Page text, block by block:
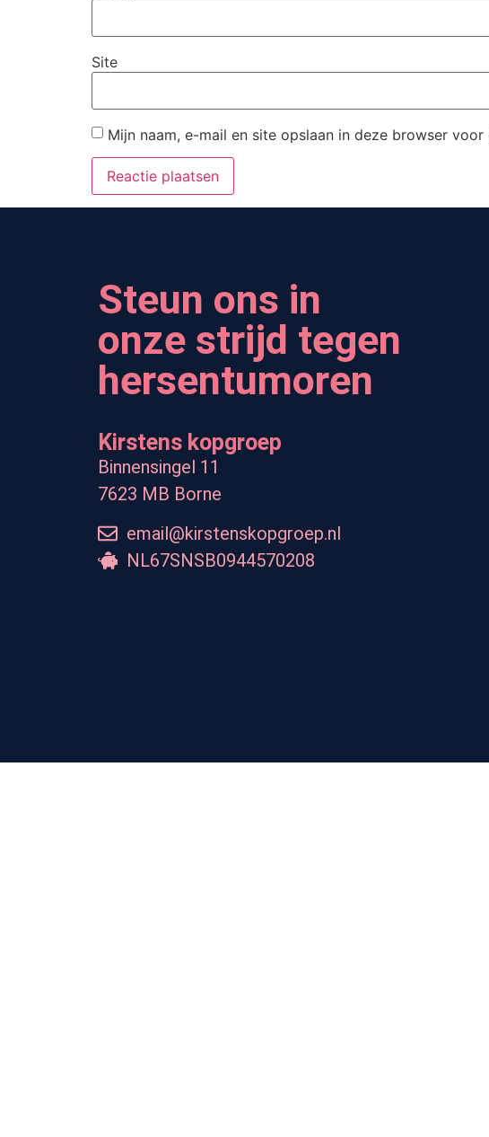
Site
Mijn naam, e-mail en site opslaan in deze browser
Steun ons in
onze strijd tegen
hersentumoren
Kirstens kopgroep
Binnensingel 11
7623 MB Borne
email@kirstenskopgroep.nl
NL67SNSB0944570208